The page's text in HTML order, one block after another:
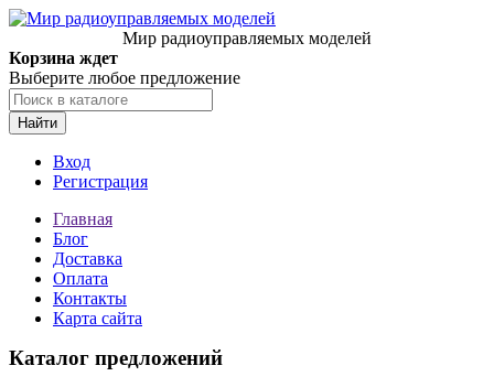
Мир радиоуправляемых моделей
Корзина ждет
Выберите любое предложение
Найти
Вход
Регистрация
Главная
Блог
Доставка
Оплата
Контакты
Карта сайта
Каталог предложений